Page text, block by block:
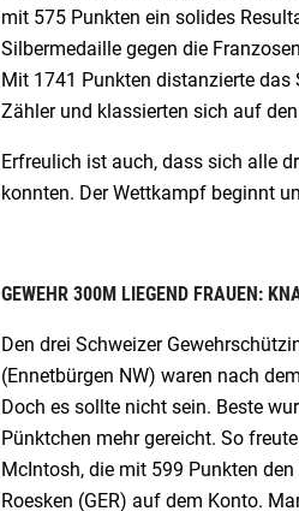
mit 575 Punkten ein solides
Silbermedaille gegen die
Mit 1741 Punkten distanzierte das
Zähler und klassierten sich auf
Erfreulich ist auch, dass sich alle
konnten. Der Wettkampf beginnt
GEWEHR 300M LIEGEND FRAUEN:
Den drei Schweizer
(Ennetbürgen NW) waren nach
Doch es sollte nicht sein. Beste
Pünktchen mehr gereicht. So
McIntosh, die mit 599 Punkten
Roesken (GER) auf dem Konto.